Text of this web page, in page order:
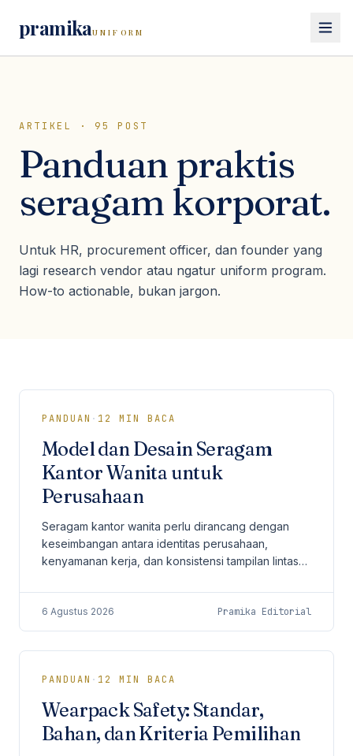
pramikaUNIFORM
Seragam Kerja
Lihat semuaseragam kerja
Kemeja PDH
Polo Shirt
Kaos
Lihat semuaseragam safety
Wearpack / Coverall
Wearpack Pertamina & Migas
Wearpack Mekanik & Otomotif
Seragam Sekolah
Lihat semuaseragam sekolah
Seragam SD
Konsultasi
ARTIKEL · 95 POST
Panduan praktis
seragam korporat.
Untuk HR, procurement officer, dan founder yang
lagi research vendor atau ngatur uniform program.
How-to actionable, bukan jargon.
PANDUAN · 12 MIN BACA
Model dan Desain Seragam
Kantor Wanita untuk
Perusahaan
Seragam kantor wanita perlu dirancang dengan
keseimbangan antara identitas perusahaan,
kenyamanan kerja, dan konsistensi tampilan lintas
6 Agustus 2026 Pramika Editorial
PANDUAN · 12 MIN BACA
Wearpack Safety: Standar,
Bahan, dan Kriteria Pemilihan